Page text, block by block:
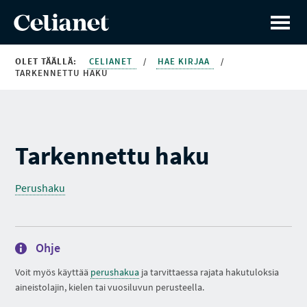
OLET TÄÄLLÄ: CELIANET / HAE KIRJAA
/
TARKENNETTU HAKU
Tarkennettu haku
Perushaku
Ohje
Voit myös käyttää perushakua ja tarvittaessa rajata hakutuloksia
aineistolajin, kielen tai vuosiluvun perusteella.